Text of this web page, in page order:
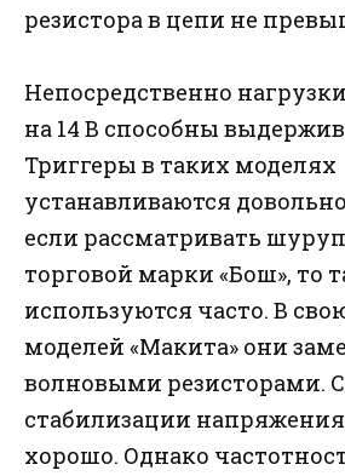
резистора в цепи не
Непосредственно
на 14 В способны
Триггеры в таких моделях
устанавливаются
если рассматривать
торговой марки «Бош», то
используются часто. В
моделей «Макита» они
волновыми резисторами.
стабилизации
хорошо. Однако